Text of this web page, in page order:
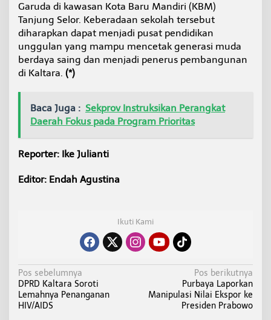
Garuda di kawasan Kota Baru Mandiri (KBM)
Tanjung Selor. Keberadaan sekolah tersebut
diharapkan dapat menjadi pusat pendidikan
unggulan yang mampu mencetak generasi muda
berdaya saing dan menjadi penerus pembangunan
di Kaltara. (*)
Baca Juga : Sekprov Instruksikan Perangkat
Daerah Fokus pada Program Prioritas
Reporter: Ike Julianti
Editor: Endah Agustina
Ikuti Kami
N
a
v
Pos sebelumnya
DPRD Kaltara Soroti
Lemahnya Penanganan
HIV/AIDS
Pos berikutnya
Purbaya Laporkan
Manipulasi Nilai Ekspor ke
Presiden Prabowo